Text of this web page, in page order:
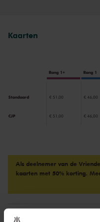
Kaarten
Rang 1+ Rang 1
Standaard € 51,00 € 46,00
CJP € 51,00 € 46,00
Als deelnemer van de
kaarten met 50% korting.
Drankjes zijn bij de